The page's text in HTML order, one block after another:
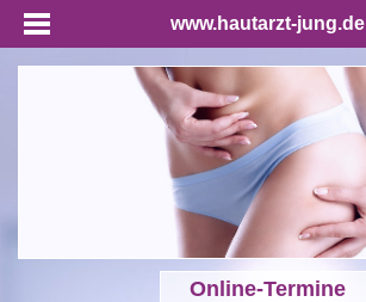
www.hautarzt-jung.de
Online-Termine